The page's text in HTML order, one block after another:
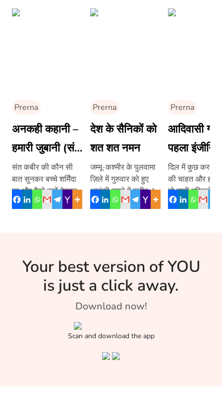
Prerna
अनकही कहानी –
हमारी जुबानी (संत
कबीर)
संत कबीर की कौन सी
बात सुनकर बच्चे शर्मिंदा
हुए और कैसे उन्हें मेहनत
करने की सीख मिली।
Prerna
देश के सैनिकों को
शत शत नमन
जम्मू-कश्मीर के पुलवामा
ज़िले में गुरुवार को हुए
आतंकी हमले में करीब 40
जवान शहीद हो गए हैं और
Prerna
आदिवासी
पहला
दिल में कुछ कर
की चाहत और
तो सारी मुश्किलें
आप रास्ते से हटने
Your best version of YOU
is just a click away.
Download now!
Scan and download the app